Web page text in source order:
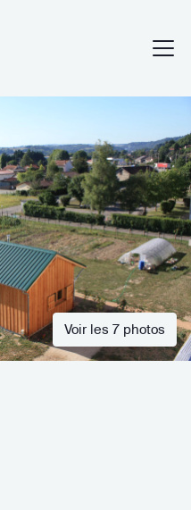
Voir les 7 photos